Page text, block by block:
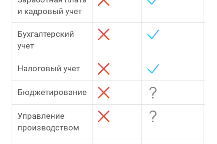
и кадровый учет
Бухгалтерский
учет
Налоговый учет
Бюджетирование
Управление
производством